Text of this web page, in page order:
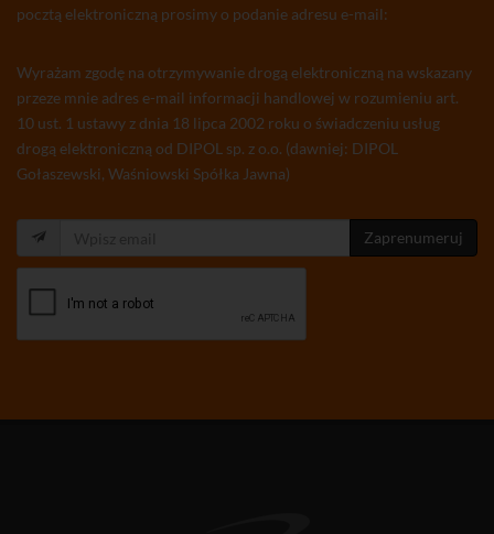
pocztą elektroniczną prosimy o podanie adresu e-mail:
Wyrażam zgodę na otrzymywanie drogą elektroniczną na wskazany
przeze mnie adres e-mail informacji handlowej w rozumieniu art.
10 ust. 1 ustawy z dnia 18 lipca 2002 roku o świadczeniu usług
drogą elektroniczną od DIPOL sp. z o.o. (dawniej: DIPOL
Gołaszewski, Waśniowski Spółka Jawna)
Zaprenumeruj